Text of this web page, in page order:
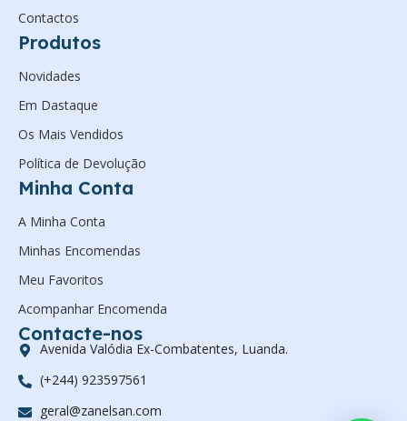
Contactos
Produtos
Novidades
Em Dastaque
Os Mais Vendidos
Política de Devolução
Minha Conta
A Minha Conta
Minhas Encomendas
Meu Favoritos
Acompanhar Encomenda
Contacte-nos
Avenida Valódia Ex-Combatentes, Luanda.
(+244) 923597561
geral@zanelsan.com